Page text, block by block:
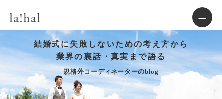
結婚式に失敗しないための考え方から
業界の裏話・真実まで語る
規格外コーディネーターのblog